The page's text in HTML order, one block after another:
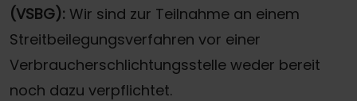
(VSBG): Wir sind zur Teilnahme an einem
Streitbeilegungsverfahren vor einer
Verbraucherschlichtungsstelle weder bereit
noch dazu verpflichtet.